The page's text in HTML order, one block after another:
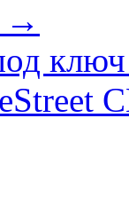
→
ключ